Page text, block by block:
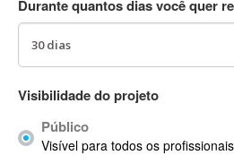
AC3
ACID Pro
ACPI
Acrobat
Durante quantos dias você quer
Visibilidade do projeto
Público
Visível para todos os